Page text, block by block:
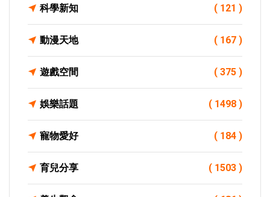
科學新知 ( 121 )
動漫天地 ( 167 )
遊戲空間 ( 375 )
娛樂話題 ( 1498 )
寵物愛好 ( 184 )
育兒分享 ( 1503 )